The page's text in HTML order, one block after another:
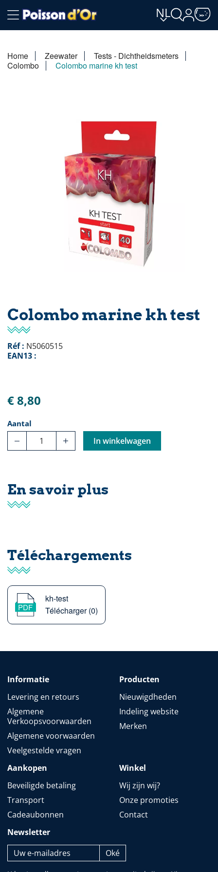
NL
Home Zeewater
Tests - Dichtheidsmeters
Colombo
Colombo marine kh test
Colombo marine kh test
Réf : N5060515
EAN13 :
€ 8,80
Aantal
In winkelwagen
En savoir plus
Téléchargements
kh-test
Télécharger (0)
Informatie
Levering en retours
Algemene
Verkoopsvoorwaarden
Algemene voorwaarden
Veelgestelde vragen
Producten
Nieuwigdheden
Indeling website
Merken
Aankopen
Beveiligde betaling
Transport
Cadeaubonnen
Winkel
Wij zijn wij?
Onze promoties
Contact
Newsletter